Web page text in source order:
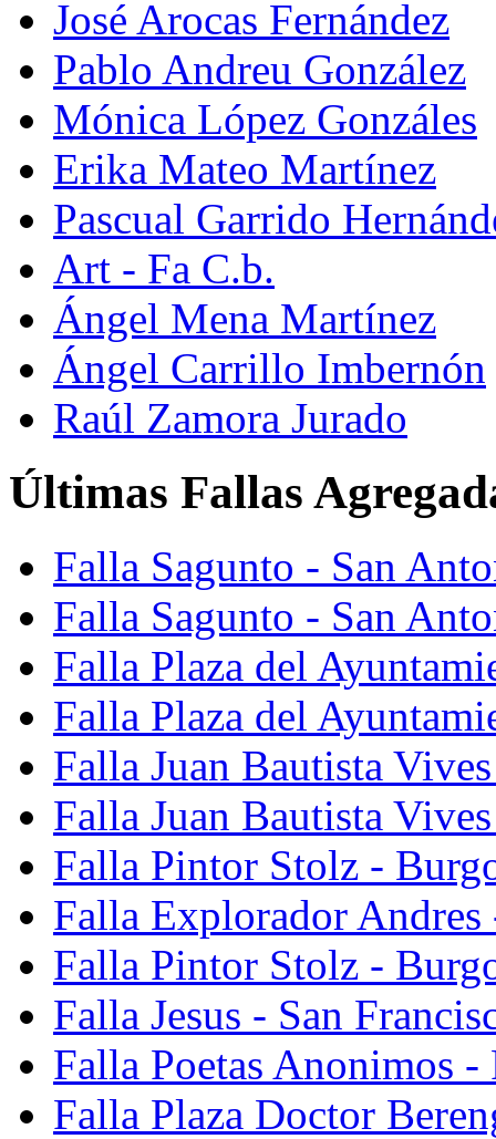
José Arocas Fernández
Pablo Andreu González
Mónica López Gonzáles
Erika Mateo Martínez
Pascual Garrido
Art - Fa C.b.
Ángel Mena Martínez
Ángel Carrillo Imbernón
Raúl Zamora Jurado
Últimas Fallas
Falla Sagunto - San
Falla Sagunto - San
Falla Plaza del
Falla Plaza del
Falla Juan Bautista
Falla Juan Bautista
Falla Pintor Stolz -
Falla Explorador Andres
Falla Pintor Stolz -
Falla Jesus - San
Falla Poetas Anonimos
Falla Plaza Doctor